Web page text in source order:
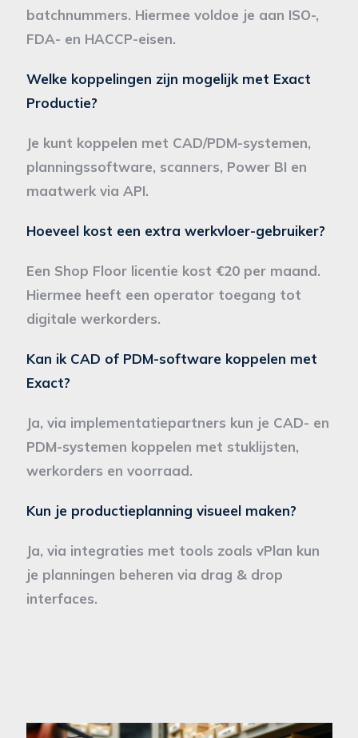
batchnummers. Hiermee voldoe je aan ISO-,
FDA- en HACCP-eisen.
Welke koppelingen zijn mogelijk met Exact
Productie?
Je kunt koppelen met CAD/PDM-systemen,
planningssoftware, scanners, Power BI en
maatwerk via API.
Hoeveel kost een extra werkvloer-gebruiker?
Een Shop Floor licentie kost €20 per maand.
Hiermee heeft een operator toegang tot
digitale werkorders.
Kan ik CAD of PDM-software koppelen met
Exact?
Ja, via implementatiepartners kun je CAD- en
PDM-systemen koppelen met stuklijsten,
werkorders en voorraad.
Kun je productieplanning visueel maken?
Ja, via integraties met tools zoals vPlan kun
je planningen beheren via drag & drop
interfaces.